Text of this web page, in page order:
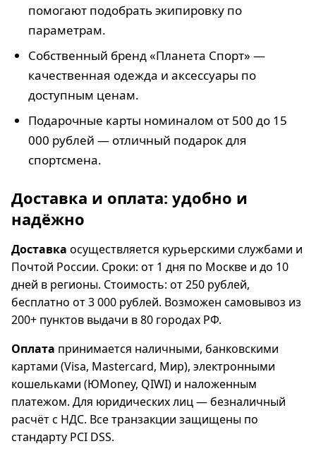
помогают подобрать экипировку по
параметрам.
Собственный бренд «Планета Спорт» —
качественная одежда и аксессуары по
доступным ценам.
Подарочные карты номиналом от 500 до 15
000 рублей — отличный подарок для
спортсмена.
Доставка и оплата: удобно и
надёжно
Доставка осуществляется курьерскими службами и
Почтой России. Сроки: от 1 дня по Москве и до 10
дней в регионы. Стоимость: от 250 рублей,
бесплатно от 3 000 рублей. Возможен самовывоз из
200+ пунктов выдачи в 80 городах РФ.
Оплата принимается наличными, банковскими
картами (Visa, Mastercard, Мир), электронными
кошельками (ЮMoney, QIWI) и наложенным
платежом. Для юридических лиц — безналичный
расчёт с НДС. Все транзакции защищены по
стандарту PCI DSS.